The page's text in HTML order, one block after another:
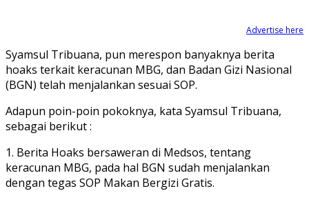
Advertise here
Syamsul Tribuana, pun merespon banyaknya berita
hoaks terkait keracunan MBG, dan Badan Gizi Nasional
(BGN) telah menjalankan sesuai SOP.
Adapun poin-poin pokoknya, kata Syamsul Tribuana,
sebagai berikut :
1. Berita Hoaks bersaweran di Medsos, tentang
keracunan MBG, pada hal BGN sudah menjalankan
dengan tegas SOP Makan Bergizi Gratis.